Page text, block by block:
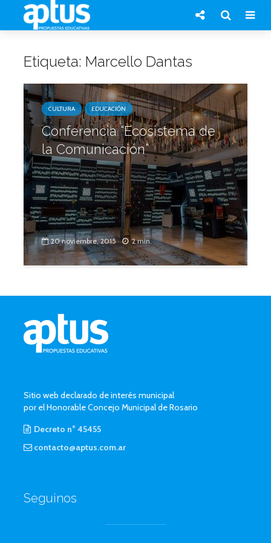
Etiqueta: Marcello Dantas
CULTURA EDUCACIÓN
Conferencia‬ “Ecosistema de
la Comunicación”
20 noviembre, 2015 2 min.
Sitio web declarado de interés municipal
por el Honorable Concejo Municipal de Rosario
Decreto n° 45455
contacto@aptus.com.ar
Seguinos